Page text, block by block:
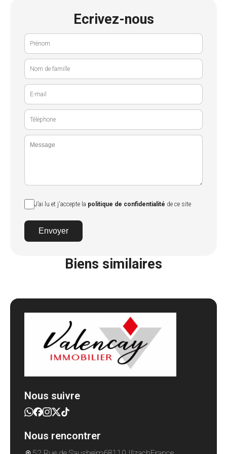
Ecrivez-nous
J’ai lu et j'accepte la politique de confidentialité de ce site
Envoyer
Biens similaires
Nous suivre
Nous rencontrer